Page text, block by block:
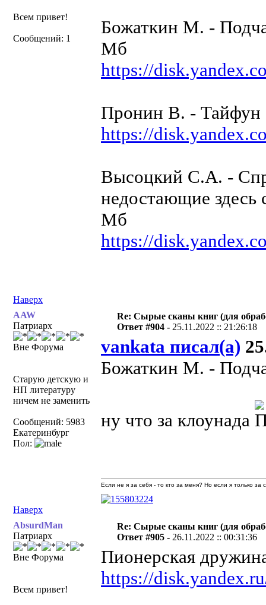
Всем привет!
Сообщений: 1
Божаткин М. -
Мб
https://
Пронин В. -
https://
Высоцкий С.А. -
недостающие здесь
Мб
https://
Наверх
AAW
Патриарх
Вне Форума
Старую детскую и
НП литературу
ничем не заменить
Сообщений: 5983
Екатеринбург
Пол:
Re: Сырые сканы книг (для
Ответ #904 - 25.11.2022 :: 21:26:18
vankata писал(а)
Божаткин М. -
ну что за клоунада
Наверх
Если не я за себя - то кто за меня? Но если я только
AbsurdMan
Патриарх
Вне Форума
Всем привет!
Re: Сырые сканы книг (для
Ответ #905 - 26.11.2022 :: 00:31:36
Пионерская
https://